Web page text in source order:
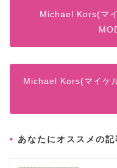
Michael Kors(マ
Michael Kors(マイケ
あなたにオススメの